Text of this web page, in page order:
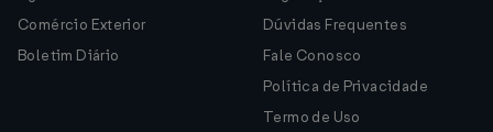
Comércio Exterior
Boletim Diário
Dúvidas Frequentes
Fale Conosco
Política de Privacidade
Termo de Uso